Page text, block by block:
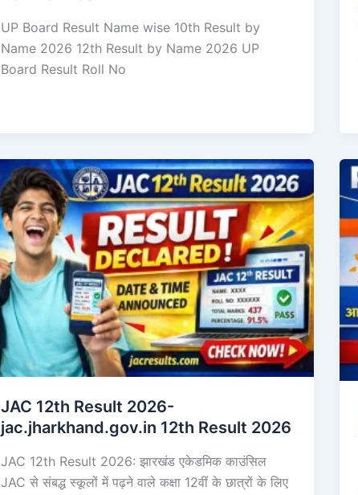
UP Board Result Name wise 10th Result by
Name 2026 12th Result by Name 2026 UP
Board Result Roll No
JAC 12th Result 2026-
jac.jharkhand.gov.in 12th Result 2026
JAC 12th Result 2026: झारखंड एकेडमिक काउंसिल
JAC से संबद्ध स्कूलों में पढ़ने वाले कक्षा 12वीं के छात्रों के लिए